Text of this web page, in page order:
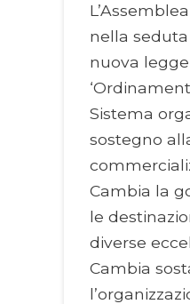
nella
nuova
Sistema
sostegno
Cambia la
le
diverse
Cambia